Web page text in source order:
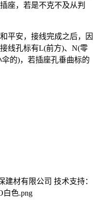
座，若是不克不及从判
安，接线完成之后，因
线孔标有L(前方)、N(零
的)，若插座孔垂曲标的
建材有限公司 技术支持：